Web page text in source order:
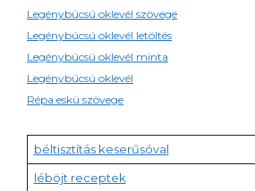
Legénybúcsú oklevél szövege
Legénybúcsú oklevél letöltés
Legénybúcsú oklevél minta
Legénybúcsú oklevél
Répa eskü szövege
béltisztítás keserűsóval
léböjt receptek